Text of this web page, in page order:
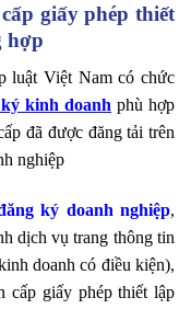
giấy phép thiết
hợp
luật Việt Nam có chức
kinh doanh phù hợp
đã được đăng tải trên
nghiệp
ký doanh nghiệp,
dịch vụ trang thông tin
doanh có điều kiện),
cấp giấy phép thiết lập